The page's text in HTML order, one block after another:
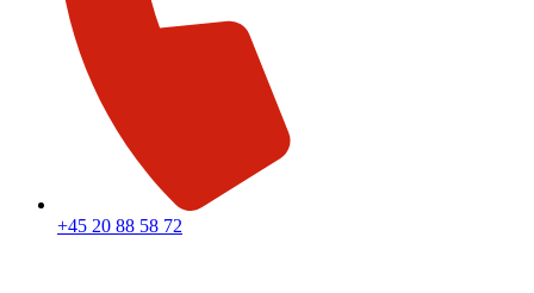
+45 20 88 58 72